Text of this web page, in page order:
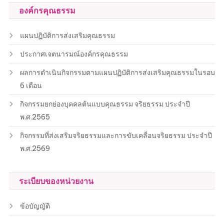
องค์กรคุณธรรม
แผนปฏิบัติการส่งเสริมคุณธรรม
ประกาศเจตนารมณ์องค์กรคุณธรรม
ผลการดำเนินกิจกรรมตามแผนปฏิบัติการส่งเสริมคุณธรรมในรอบ
6 เดือน
กิจกรรมยกย่องบุคคลต้นแบบคุณธรรม จริยธรรม ประจำปี
พ.ศ.2565
กิจกรรมที่ส่งเสริมจริยธรรมและการขับเคลื่อนจริยธรรม ประจำปี
พ.ศ.2569
ระเบียบของหน่วยงาน
ข้อบัญญัติ